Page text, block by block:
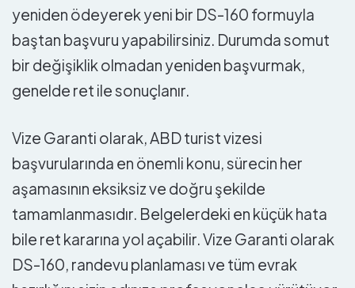
yeniden ödeyerek yeni bir DS-160 formuyla
baştan başvuru yapabilirsiniz. Durumda somut
bir değişiklik olmadan yeniden başvurmak,
genelde ret ile sonuçlanır.
Vize Garanti olarak, ABD turist vizesi
başvurularında en önemli konu, sürecin her
aşamasının eksiksiz ve doğru şekilde
tamamlanmasıdır. Belgelerdeki en küçük hata
bile ret kararına yol açabilir. Vize Garanti olarak
DS-160, randevu planlaması ve tüm evrak